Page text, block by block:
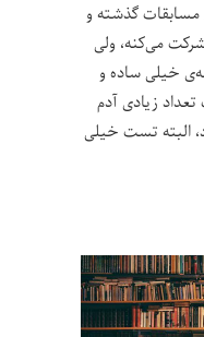
مسابقات گذشته و
می‌کنه، ولی
خیلی ساده و
زیادی آدم
البته تست خیلی